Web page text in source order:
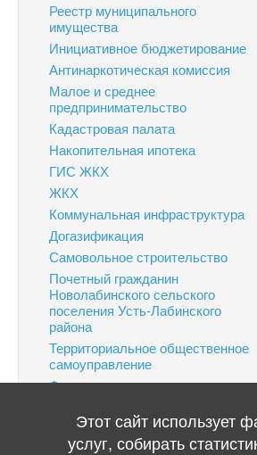
Реестр муниципального
имущества
Инициативное бюджетирование
Антинаркотическая комиссия
Малое и среднее
предпринимательство
Кадастровая палата
Накопительная ипотека
ГИС ЖКХ
ЖКХ
Коммунальная инфраструктура
Догазификация
Самовольное строительство
Почетный гражданин
Новолабинского сельского
поселения Усть-Лабинского
района
Территориальное общественное
самоуправление
Финансовая грамотность
Публичные слушания
Этот сайт использует
услуг, собирать